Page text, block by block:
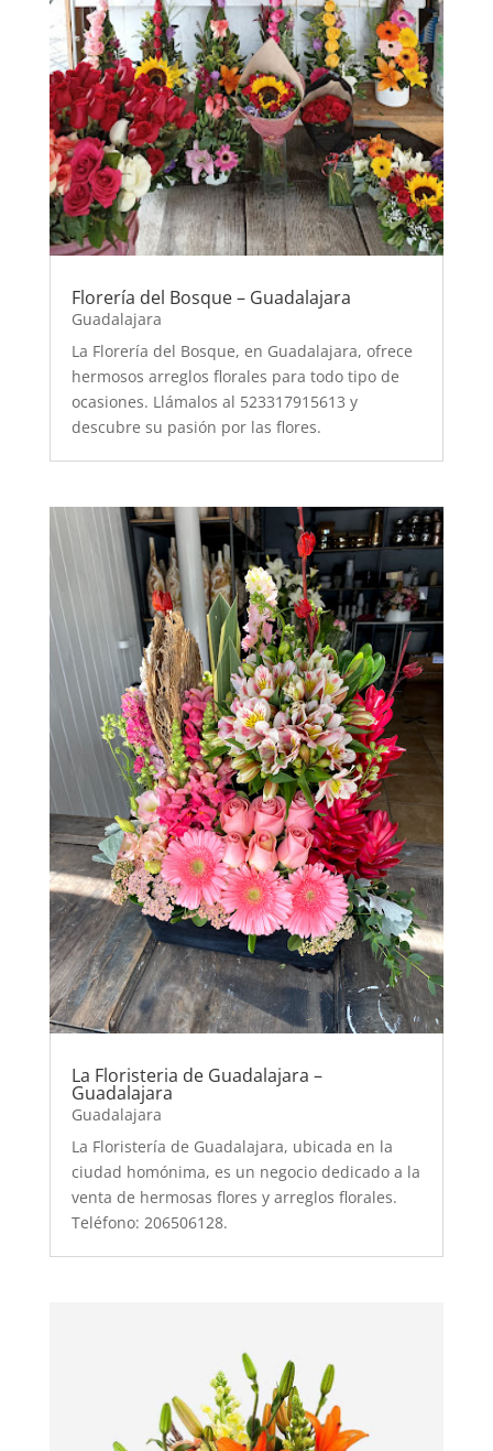
Florería del Bosque – Guadalajara
Guadalajara
La Florería del Bosque, en Guadalajara, ofrece
hermosos arreglos florales para todo tipo de
ocasiones. Llámalos al 523317915613 y
descubre su pasión por las flores.
La Floristeria de Guadalajara –
Guadalajara
Guadalajara
La Floristería de Guadalajara, ubicada en la
ciudad homónima, es un negocio dedicado a la
venta de hermosas flores y arreglos florales.
Teléfono: 206506128.